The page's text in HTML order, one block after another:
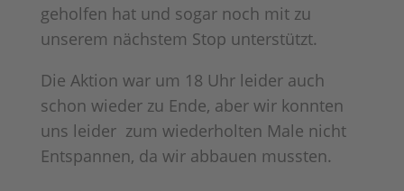
geholfen hat und sogar noch mit zu
unserem nächstem Stop unterstützt.
Die Aktion war um 18 Uhr leider auch
schon wieder zu Ende, aber wir konnten
uns leider zum wiederholten Male nicht
Entspannen, da wir abbauen mussten.